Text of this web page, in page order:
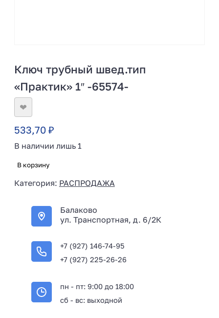
Ключ трубный швед.тип
«Практик» 1″ -65574-
❤
533,70 ₽
В наличии лишь 1
В корзину
Категория: РАСПРОДАЖА
Балаково
ул. Транспортная, д. 6/2К
+7 (927) 146-74-95
+7 (927) 225-26-26
пн - пт: 9:00 до 18:00
сб - вс: выходной